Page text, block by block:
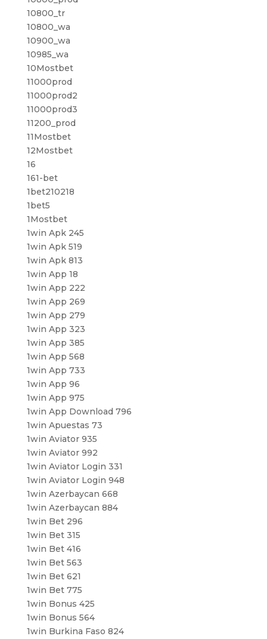
10800_tr
10800_wa
10900_wa
10985_wa
10Mostbet
11000prod
11000prod2
11000prod3
11200_prod
11Mostbet
12Mostbet
16
161-bet
1bet210218
1bet5
1Mostbet
1win Apk 245
1win Apk 519
1win Apk 813
1win App 18
1win App 222
1win App 269
1win App 279
1win App 323
1win App 385
1win App 568
1win App 733
1win App 96
1win App 975
1win App Download 796
1win Apuestas 73
1win Aviator 935
1win Aviator 992
1win Aviator Login 331
1win Aviator Login 948
1win Azerbaycan 668
1win Azerbaycan 884
1win Bet 296
1win Bet 315
1win Bet 416
1win Bet 563
1win Bet 621
1win Bet 775
1win Bonus 425
1win Bonus 564
1win Burkina Faso 824